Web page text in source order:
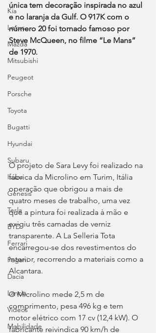
Kia
Lexus
Mazda
Mitsubishi
Peugeot
Porsche
Toyota
Bugatti
Hyundai
Subaru
Isuzu
Genesis
Tesla
BYD
Ferrari
Pagani
Dacia
Lancia
Videos
Mobilidade
única tem decoração inspirada no azul
e no laranja da Gulf. O 917K com o
número 20 foi tornado famoso por
Steve McQueen, no filme “Le Mans”
de 1970.
O projeto de Sara Levy foi realizado na
fábrica da Microlino em Turim, Itália
operação que obrigou a mais de
quatro meses de trabalho, uma vez
que a pintura foi realizada à mão e
exigiu três camadas de verniz
transparente. A La Selleria Tota
encarregou-se dos revestimentos do
interior, recorrendo a materiais como a
Alcantara.
O Microlino mede 2,5 m de
comprimento, pesa 496 kg e tem
motor elétrico com 17 cv (12,4 kW). O
fabricante reivindica 90 km/h de